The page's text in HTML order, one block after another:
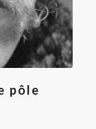
pôle